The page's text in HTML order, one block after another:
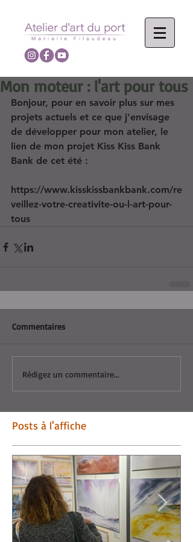
Mon moteur : l'art pour tous
Bonjour, pour en savoir plus sur mes
projets actuels et ce que j'envisage
de développer pour mon atelier, le
lien de mon projet Kiss Kiss Bank
Bank de cet été :
https://www.kisskissbankbank.com/re
veillez-votre-creativite-ou-l-art-pour-
tous
Commentaires
Rédigez un commentaire...
Posts à l'affiche